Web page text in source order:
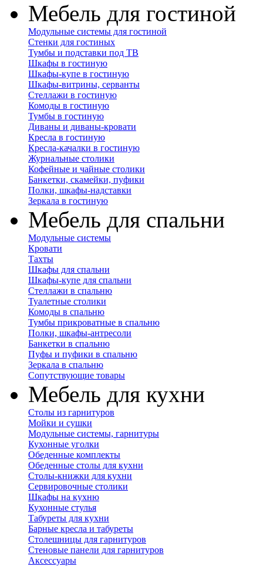
Мебель для гостиной
Модульные системы для гостиной
Стенки для гостиных
Тумбы и подставки под ТВ
Шкафы в гостиную
Шкафы-купе в гостиную
Шкафы-витрины, серванты
Стеллажи в гостиную
Комоды в гостиную
Тумбы в гостиную
Диваны и диваны-кровати
Кресла в гостиную
Кресла-качалки в гостиную
Журнальные столики
Кофейные и чайные столики
Банкетки, скамейки, пуфики
Полки, шкафы-надставки
Зеркала в гостиную
Мебель для спальни
Модульные системы
Кровати
Тахты
Шкафы для спальни
Шкафы-купе для спальни
Стеллажи в спальню
Туалетные столики
Комоды в спальню
Тумбы прикроватные в спальню
Полки, шкафы-антресоли
Банкетки в спальню
Пуфы и пуфики в спальню
Зеркала в спальню
Сопутствующие товары
Мебель для кухни
Столы из гарнитуров
Мойки и сушки
Модульные системы, гарнитуры
Кухонные уголки
Обеденные комплекты
Обеденные столы для кухни
Столы-книжки для кухни
Сервировочные столики
Шкафы на кухню
Кухонные стулья
Табуреты для кухни
Барные кресла и табуреты
Столешницы для гарнитуров
Стеновые панели для гарнитуров
Аксессуары